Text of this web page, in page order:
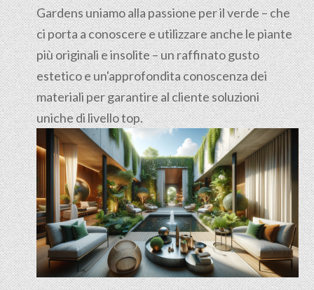
Gardens uniamo alla passione per il verde – che
ci porta a conoscere e utilizzare anche le piante
più originali e insolite – un raffinato gusto
estetico e un'approfondita conoscenza dei
materiali per garantire al cliente soluzioni
uniche di livello top.